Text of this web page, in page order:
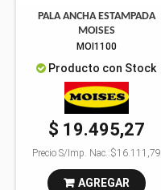
PALA ANCHA ESTAMPADA
MOISES
MOI1100
Producto con Stock
$ 19.495,27
Precio S/Imp. Nac.:$16.111,79
AGREGAR